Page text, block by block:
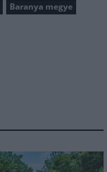
Baranya megye